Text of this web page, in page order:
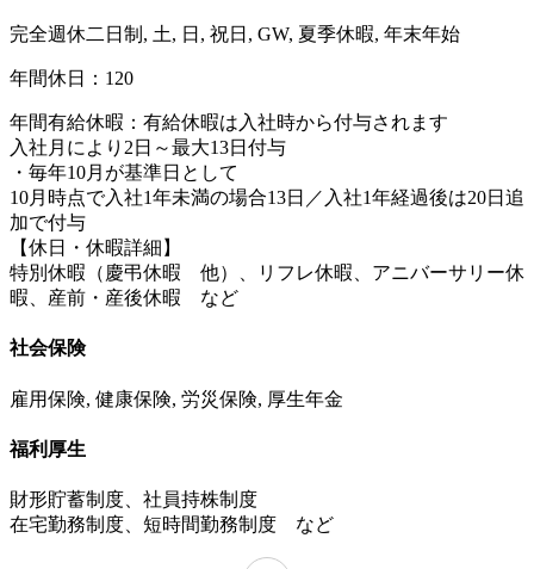
完全週休二日制, 土, 日, 祝日, GW, 夏季休暇, 年末年始
年間休日：120
年間有給休暇：有給休暇は入社時から付与されます
入社月により2日～最大13日付与
・毎年10月が基準日として
10月時点で入社1年未満の場合13日／入社1年経過後は20日追
加で付与
【休日・休暇詳細】
特別休暇（慶弔休暇 他）、リフレ休暇、アニバーサリー休
暇、産前・産後休暇 など
社会保険
雇用保険, 健康保険, 労災保険, 厚生年金
福利厚生
財形貯蓄制度、社員持株制度
在宅勤務制度、短時間勤務制度 など